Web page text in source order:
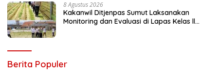
8 Agustus 2026
Kakanwil Ditjenpas Sumut Laksanakan
Monitoring dan Evaluasi di Lapas Kelas ll
Berita Populer